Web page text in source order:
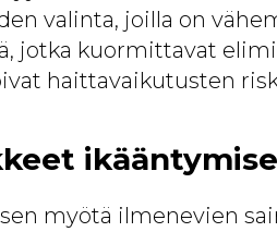
valinta, joilla on
jotka kuormittavat
haittavaikutusten
myötä ilmenevien